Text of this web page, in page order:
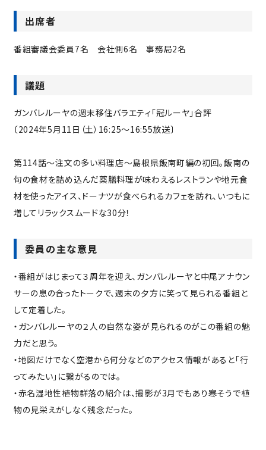
出席者
番組審議会委員7名 会社側6名 事務局2名
議題
ガンバレルーヤの週末移住バラエティ「冠ルーヤ」合評
〔2024年5月11日（土）16:25～16:55放送〕
第114話～注文の多い料理店～島根県飯南町編の初回。飯南の
旬の食材を詰め込んだ薬膳料理が味わえるレストランや地元食
材を使ったアイス、ドーナツが食べられるカフェを訪れ、いつもに
増してリラックスムードな30分！
委員の主な意見
・番組がはじまって３周年を迎え、ガンバレルーヤと中尾アナウン
サーの息の合ったトークで、週末の夕方に笑って見られる番組と
して定着した。
・ガンバレルーヤの２人の自然な姿が見られるのがこの番組の魅
力だと思う。
・地図だけでなく空港から何分などのアクセス情報があると「行
ってみたい」に繋がるのでは。
・赤名湿地性植物群落の紹介は、撮影が3月でもあり寒そうで植
物の見栄えがしなく残念だった。